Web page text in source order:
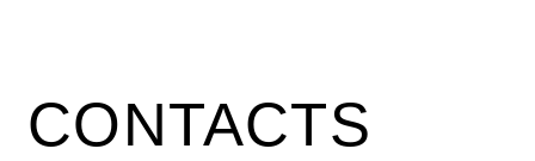
CONTACTS